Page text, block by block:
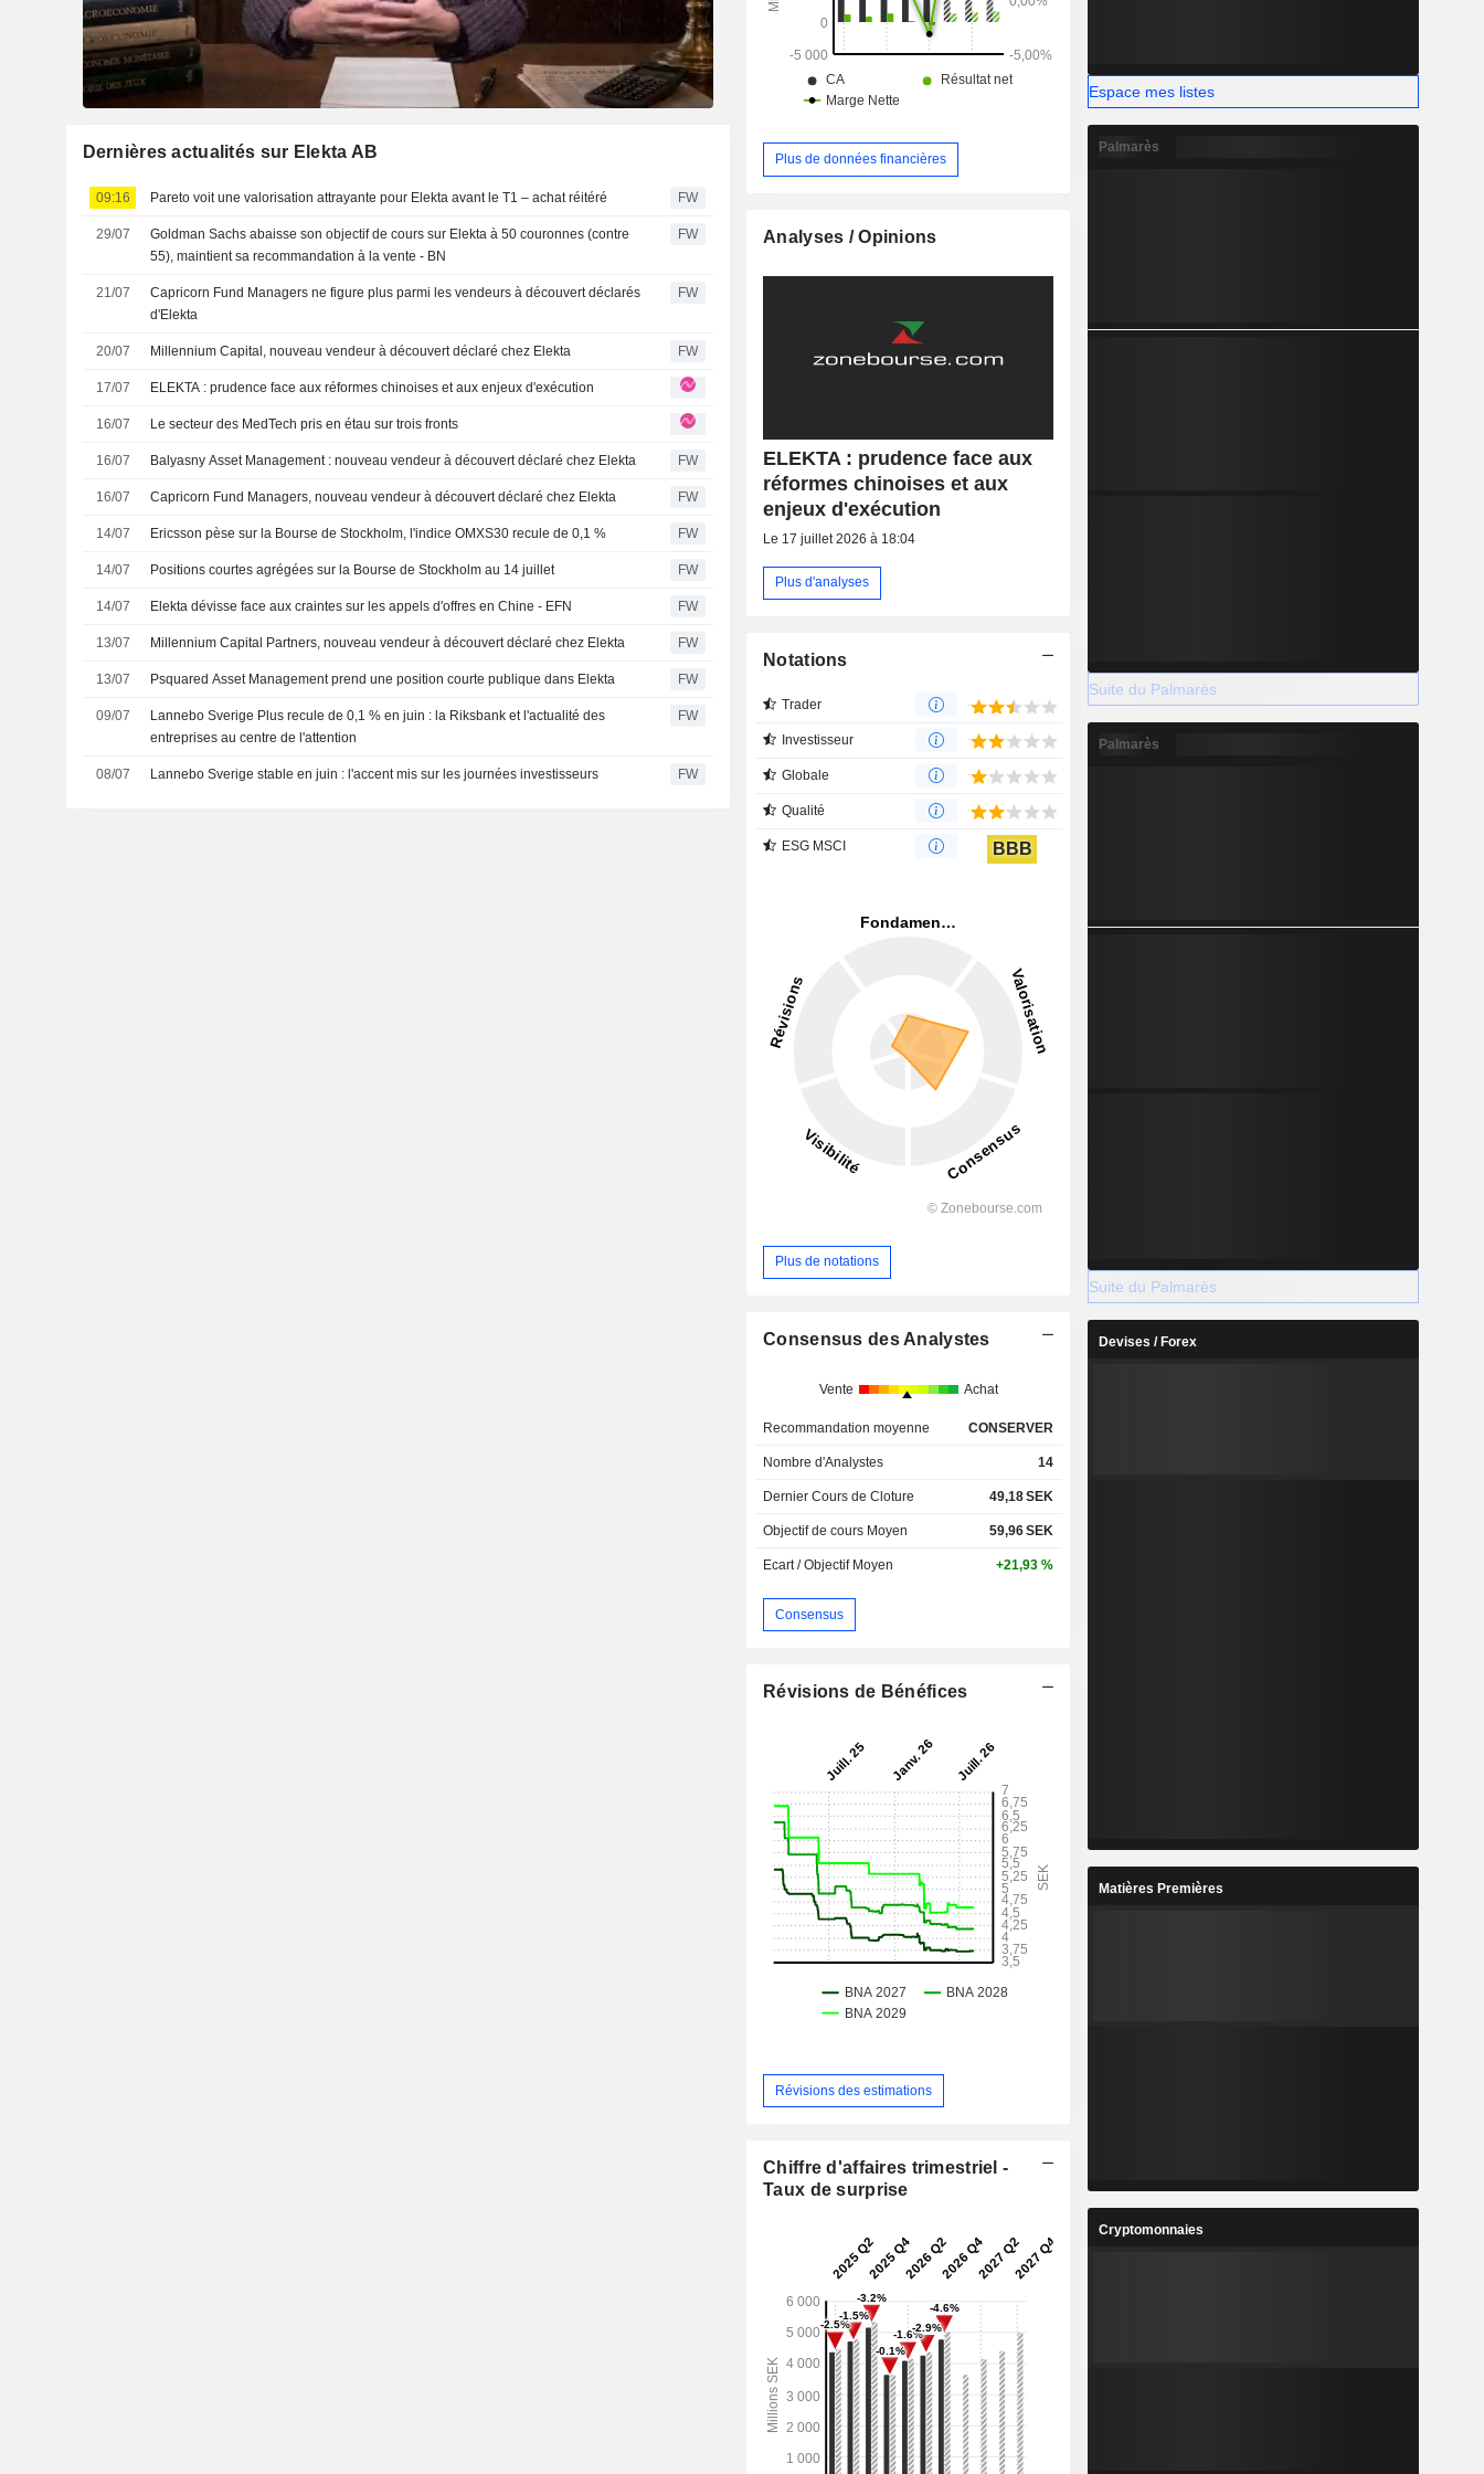
Dernières actualités sur Elekta AB
09:16 Pareto voit une valorisation attrayante pour Elekta avant le T1 – achat réitéré FW
29/07
Goldman Sachs abaisse son objectif de cours sur Elekta à 50 couronnes (contre
55), maintient sa recommandation à la vente - BN
FW
21/07
Capricorn Fund Managers ne figure plus parmi les vendeurs à découvert déclarés
d'Elekta
FW
20/07 Millennium Capital, nouveau vendeur à découvert déclaré chez Elekta FW
17/07 ELEKTA : prudence face aux réformes chinoises et aux enjeux d'exécution
16/07 Le secteur des MedTech pris en étau sur trois fronts
16/07 Balyasny Asset Management : nouveau vendeur à découvert déclaré chez Elekta FW
16/07 Capricorn Fund Managers, nouveau vendeur à découvert déclaré chez Elekta FW
14/07 Ericsson pèse sur la Bourse de Stockholm, l'indice OMXS30 recule de 0,1 % FW
14/07 Positions courtes agrégées sur la Bourse de Stockholm au 14 juillet FW
14/07 Elekta dévisse face aux craintes sur les appels d'offres en Chine - EFN FW
13/07 Millennium Capital Partners, nouveau vendeur à découvert déclaré chez Elekta FW
13/07 Psquared Asset Management prend une position courte publique dans Elekta FW
09/07
Lannebo Sverige Plus recule de 0,1 % en juin : la Riksbank et l'actualité des
entreprises au centre de l'attention
FW
08/07 Lannebo Sverige stable en juin : l'accent mis sur les journées investisseurs FW
Plus de données financières
Analyses / Opinions
ELEKTA : prudence face aux
réformes chinoises et aux
enjeux d'exécution
Le 17 juillet 2026 à 18:04
Plus d'analyses
Notations
Trader
Investisseur
Globale
Qualité
ESG MSCI BBB
Plus de notations
Consensus des Analystes
Vente Achat
Recommandation moyenne CONSERVER
Nombre d'Analystes 14
Dernier Cours de Cloture 49,18SEK
Objectif de cours Moyen 59,96SEK
Ecart / Objectif Moyen +21,93 %
Consensus
Révisions de Bénéfices
Révisions des estimations
Chiffre d'affaires trimestriel -
Taux de surprise
Espace mes listes
Palmarès
Suite du Palmarès
Palmarès
Suite du Palmarès
Devises / Forex
Matières Premières
Cryptomonnaies